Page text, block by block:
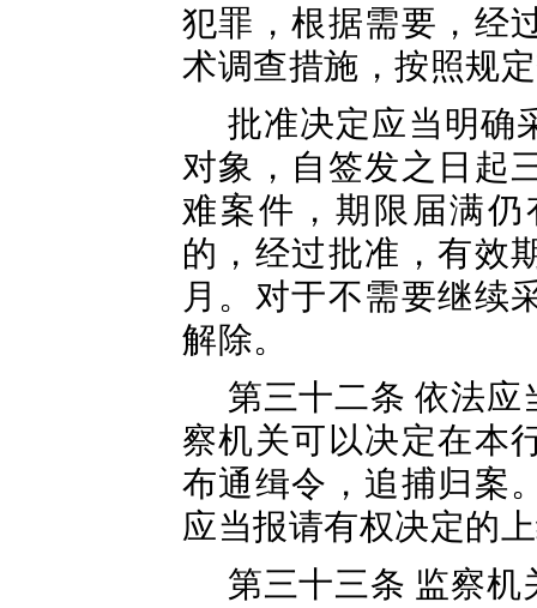
犯罪，根据需要，经
术调查措施，按照规
批准决定应当明确
对象，自签发之日起
难案件，期限届满
的，经过批准，有效
月。对于不需要继续
解除。
第三十二条 依法
察机关可以决定在本
布通缉令，追捕归案
应当报请有权决定的
第三十三条 监察